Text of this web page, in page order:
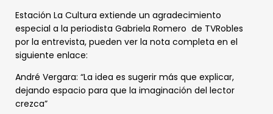
Estación La Cultura extiende un agradecimiento
especial a la periodista Gabriela Romero de TVRobles
por la entrevista, pueden ver la nota completa en el
siguiente enlace:
André Vergara: “La idea es sugerir más que explicar,
dejando espacio para que la imaginación del lector
crezca”